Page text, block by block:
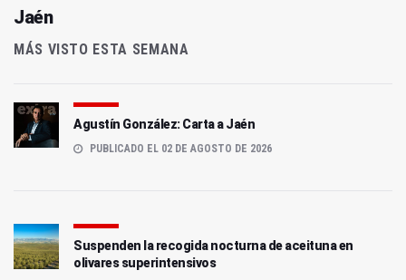
Jaén
MÁS VISTO ESTA SEMANA
Agustín González: Carta a Jaén
PUBLICADO EL 02 DE AGOSTO DE 2026
Suspenden la recogida nocturna de aceituna en
olivares superintensivos